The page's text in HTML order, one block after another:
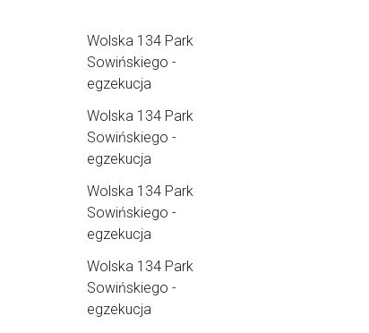
Wolska 134 Park
Sowińskiego -
egzekucja
Wolska 134 Park
Sowińskiego -
egzekucja
Wolska 134 Park
Sowińskiego -
egzekucja
Wolska 134 Park
Sowińskiego -
egzekucja